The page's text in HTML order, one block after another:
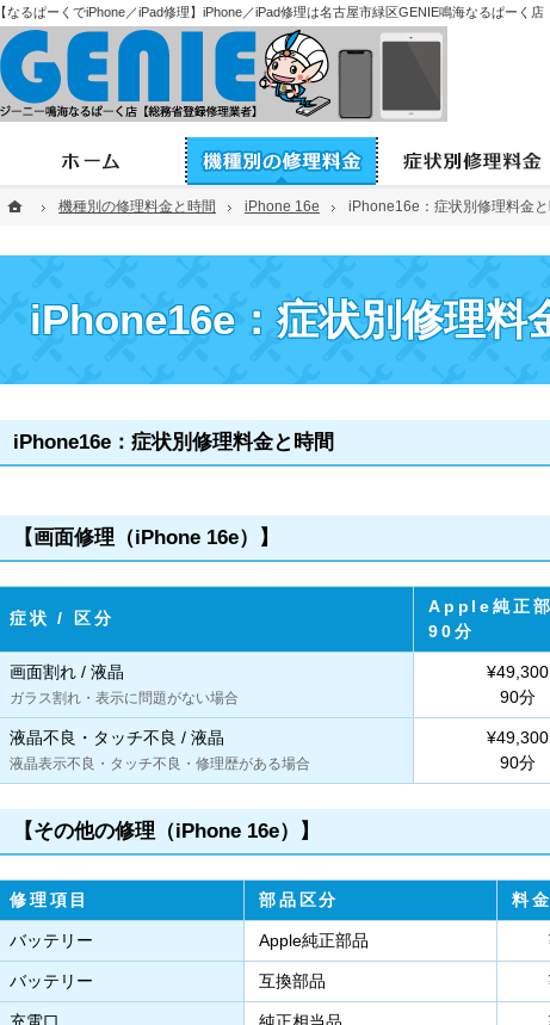
ホーム機種別の修理料金と時間 iPhone 16e iPhone16e：症状別修理料金と
iPhone16e：症状別修理料
【なるぱーくでiPhone／iPad修理】iPhone／iPad修理は名古屋市緑区GENIE鳴海なるぱーく店
iPhone16e：症状別修理料金と時間
【画面修理（iPhone 16e）】
症状 / 区分
Apple純正
90分
画面割れ / 液晶
ガラス割れ・表示に問題がない場合
¥49,300
90分
液晶不良・タッチ不良 / 液晶
液晶表示不良・タッチ不良・修理歴がある場合
¥49,300
90分
【その他の修理（iPhone 16e）】
修理項目 部品区分 料金
バッテリー Apple純正部品
バッテリー 互換部品
機種別の修理料金
ホーム機種別の修理料金と時間 iPhone 16e iPhone16e：症状別修理料金と